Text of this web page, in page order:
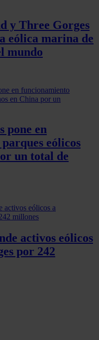
y Three Gorges
eólica marina de
mundo
pone en
eólicos
un total de
activos eólicos
por 242